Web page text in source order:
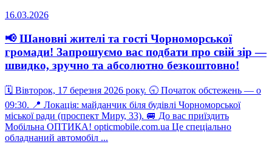
16.03.2026
📢 Шановні жителі та гості Чорноморської
громади! Запрошуємо вас подбати про свій зір —
швидко, зручно та абсолютно безкоштовно!
🗓 Вівторок, 17 березня 2026 року. 🕤 Початок обстежень — о
09:30. 📍 Локація: майданчик біля будівлі Чорноморської
міської ради (проспект Миру, 33). 🚐 До вас приїздить
Мобільна ОПТИКА! opticmobile.com.ua Це спеціально
обладнаний автомобіл ...